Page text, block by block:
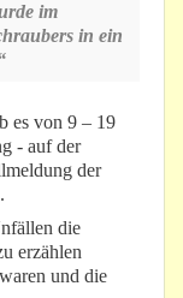
im
in ein
es von 9 – 19
- auf der
der
die
erzählen
und die